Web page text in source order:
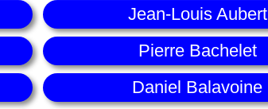
Jean-Louis Aubert
Pierre Bachelet
Daniel Balavoine